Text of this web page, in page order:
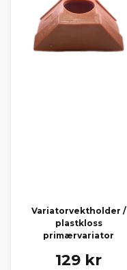
Variatorvektholder /
plastkloss
primærvariator
129 kr